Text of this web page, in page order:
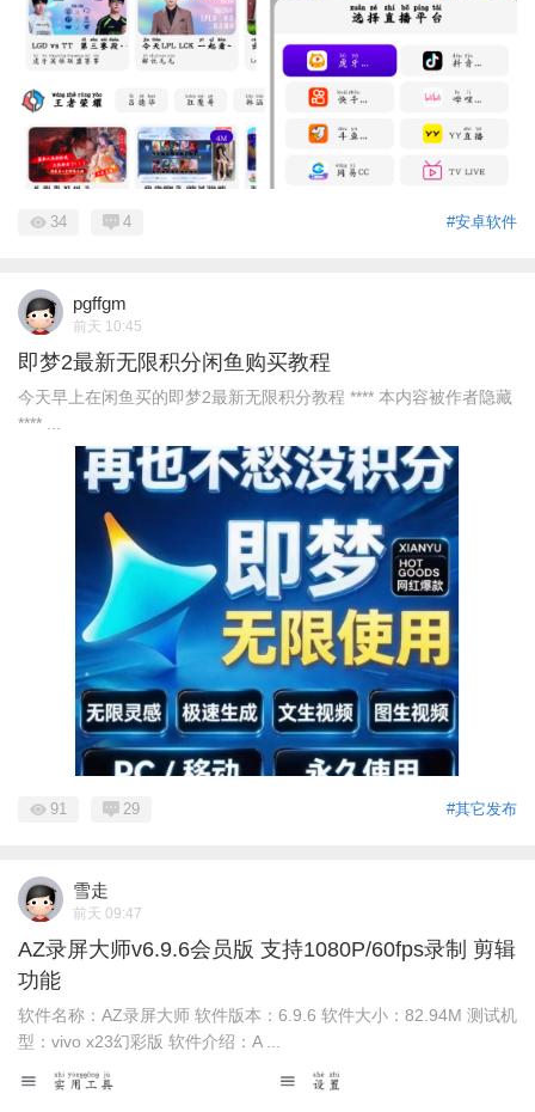
#安卓软件
34 4
pgffgm
前天 10:45
即梦2最新无限积分闲鱼购买教程
今天早上在闲鱼买的即梦2最新无限积分教程 **** 本内容被作者隐藏
**** ...
#其它发布
91 29
雪走
前天 09:47
AZ录屏大师v6.9.6会员版 支持1080P/60fps录制 剪辑
功能
软件名称：AZ录屏大师 软件版本：6.9.6 软件大小：82.94M 测试机
型：vivo x23幻彩版 软件介绍：A ...